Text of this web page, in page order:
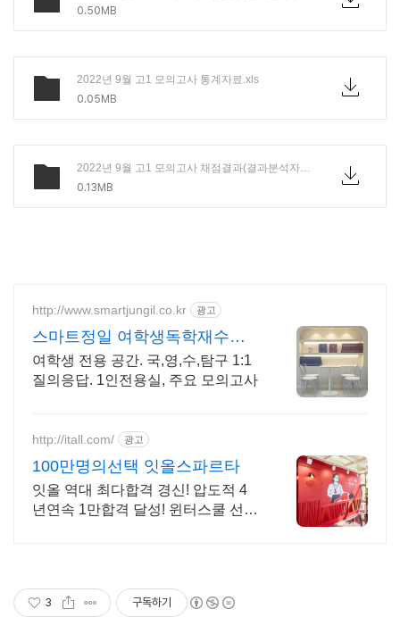
0.50MB
2022년 9월 고1 모의고사 통계자료.xls
0.05MB
2022년 9월 고1 모의고사 채점결과(결과분석자료).pdf
0.13MB
http://www.smartjungil.co.kr 광고
스마트정일 여학생독학재수학
원
여학생 전용 공간. 국,영,수,탐구 1:1
질의응답. 1인전용실, 주요 모의고사
http://itall.com/ 광고
100만명의선택 잇올스파르타
잇올 역대 최다합격 경신! 압도적 4
년연속 1만합격 달성! 윈터스쿨 선착
3 구독하기